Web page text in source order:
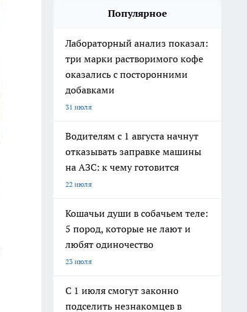
Популярное
Лабораторный анализ показал:
три марки растворимого кофе
оказались с посторонними
добавками
31 июля
Водителям с 1 августа начнут
отказывать заправке машины
на АЗС: к чему готовится
22 июля
Кошачьи души в собачьем теле:
5 пород, которые не лают и
любят одиночество
23 июля
С 1 июля смогут законно
подселить незнакомцев в